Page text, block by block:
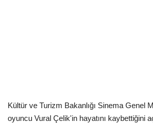
Kültür ve Turizm Bakanlığı Sinema Genel
oyuncu Vural Çelik'in hayatını kaybettiğini